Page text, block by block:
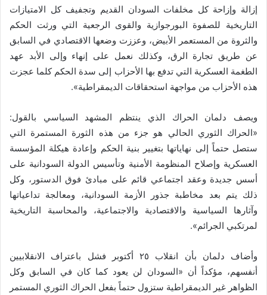
إزالة وإزاحة كل مخلفات السودان القديم وتجفيف كل الامتيازات
التاريخية للصفوة البورجوازية والقوى الرجعية التي ورثت الحكم
والثروة من المستعمر الأبيض، وعززت وضعها الاقتصادي في السابق
عن طريق تجارة الرق، وكذلك نعمل على إنهاء وإلى الأبد عهد
الطغمة العسكرية التي تدفع بها الأحزاب إلى سدة الحكم كلما عجزت
هذه الأحزاب من مواجهة استحقاقات الديمقراطية».
ويصف دلمان الحراك الذي ينتظم المشهد السياسي بالقول:
«الحراك الثوري الحالي هو جزء من هذه الثورة المستمرة التي
ستصل حتماً إلى نهاياتها بتغيير بنية الحكم وإعادة هيكلة المؤسسة
العسكرية وإصلاح المنظومة الأمنية وتأسيس الدولة السودانية على
أسس جديدة وعقد اجتماعي قائم على مبادئ فوق الدستور، وكل
ذلك يتم بعد مخاطبة جذور الأزمة السودانية، ومعالجة تداعياتها
وآثارها السياسية والاقتصادية والاجتماعية، والمحاسبة التاريخية
لمرتكبي الجرائم».
وأضاف دلمان بأن انقلاب ٢٥ أكتوبر فشل باعتراف الانقلابيين
أنفسهم، مؤكداً أن «السودان لن يعود كما كان في السابق وكل
الظواهر غير الديمقراطية ستزول حتماً بفعل الحراك الثوري المستمر